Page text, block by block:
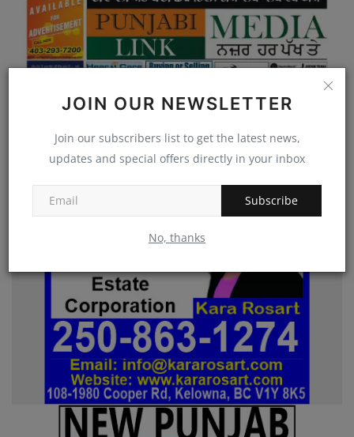
JOIN OUR NEWSLETTER
Join our subscribers list to get the latest news,
updates and special offers directly in your inbox
Subscribe
No, thanks
Punjabi Bulletin 2025